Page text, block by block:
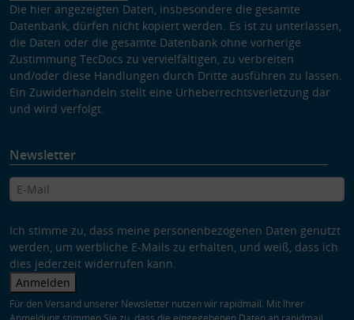
Die hier angezeigten Daten, insbesondere die gesamte
Datenbank, dürfen nicht kopiert werden. Es ist zu unterlassen,
die Daten oder die gesamte Datenbank ohne vorherige
Zustimmung TecDocs zu vervielfältigen, zu verbreiten
und/oder diese Handlungen durch Dritte ausführen zu lassen.
Ein Zuwiderhandeln stellt eine Urheberrechtsverletzung dar
und wird verfolgt.
Newsletter
Ich stimme zu, dass meine personenbezogenen Daten genutzt
werden, um werbliche E-Mails zu erhalten, und weiß, dass ich
dies jederzeit widerrufen kann.
Anmelden
Für den Versand unserer Newsletter nutzen wir rapidmail. Mit Ihrer